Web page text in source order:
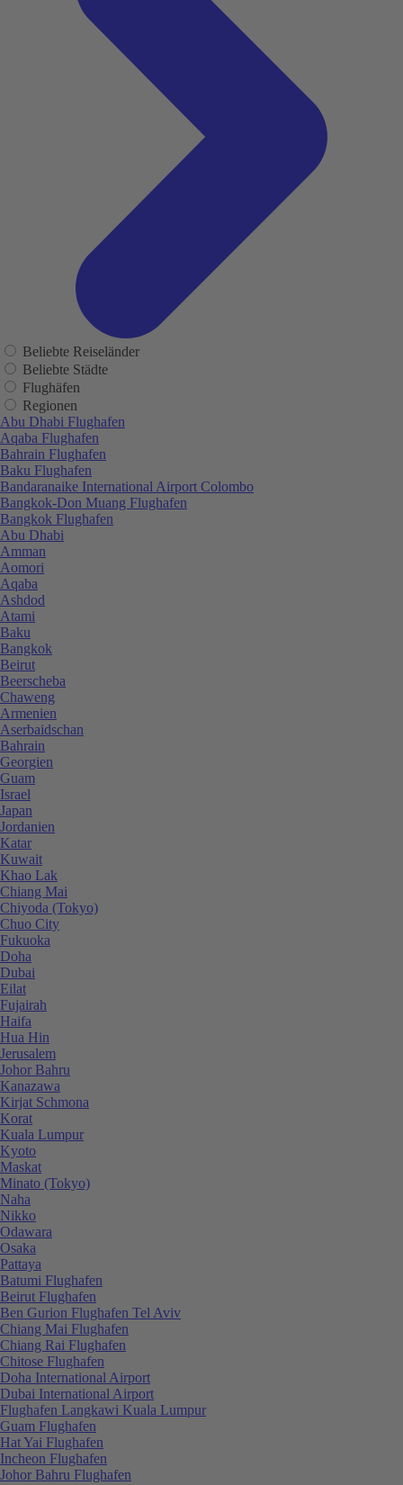
Beliebte Reiseländer
Beliebte Städte
Flughäfen
Regionen
Abu Dhabi Flughafen
Aqaba Flughafen
Bahrain Flughafen
Baku Flughafen
Bandaranaike International Airport Colombo
Bangkok-Don Muang Flughafen
Bangkok Flughafen
Abu Dhabi
Amman
Aomori
Aqaba
Ashdod
Atami
Baku
Bangkok
Beirut
Beerscheba
Chaweng
Armenien
Aserbaidschan
Bahrain
Georgien
Guam
Israel
Japan
Jordanien
Katar
Kuwait
Khao Lak
Chiang Mai
Chiyoda (Tokyo)
Chuo City
Fukuoka
Doha
Dubai
Eilat
Fujairah
Haifa
Hua Hin
Jerusalem
Johor Bahru
Kanazawa
Kirjat Schmona
Korat
Kuala Lumpur
Kyoto
Maskat
Minato (Tokyo)
Naha
Nikko
Odawara
Osaka
Pattaya
Batumi Flughafen
Beirut Flughafen
Ben Gurion Flughafen Tel Aviv
Chiang Mai Flughafen
Chiang Rai Flughafen
Chitose Flughafen
Doha International Airport
Dubai International Airport
Flughafen Langkawi Kuala Lumpur
Guam Flughafen
Hat Yai Flughafen
Incheon Flughafen
Johor Bahru Flughafen